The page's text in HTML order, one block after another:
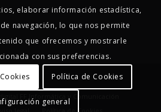
FF Informática y Comunicación
elaborar información estadística,
navegación, lo que nos permite
que ofrecemos y mostrarle
con sus preferencias.
Política de Cookies
general